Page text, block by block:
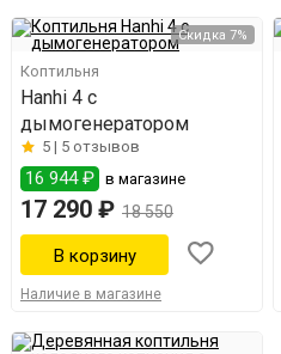
Скидка 7%
Коптильня
Hanhi 4 с
дымогенератором
5 | 5 отзывов
16 944 ₽ в магазине
17 290 ₽ 18 550
Наличие в магазине